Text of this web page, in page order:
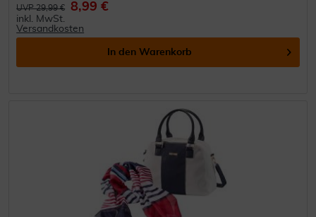
UVP 29,99 € 8,99 €
inkl. MwSt.
Versandkosten
In den Warenkorb